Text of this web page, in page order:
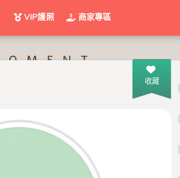
VIP護照 商家專區
收藏
服飾 衛民店monent